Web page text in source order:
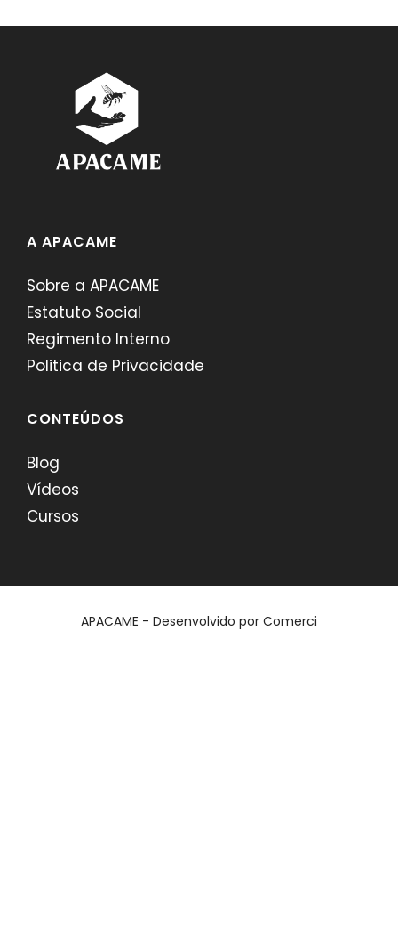
A APACAME
Sobre a APACAME
Estatuto Social
Regimento Interno
Politica de Privacidade
CONTEÚDOS
Blog
Vídeos
Cursos
APACAME - Desenvolvido por Comerci